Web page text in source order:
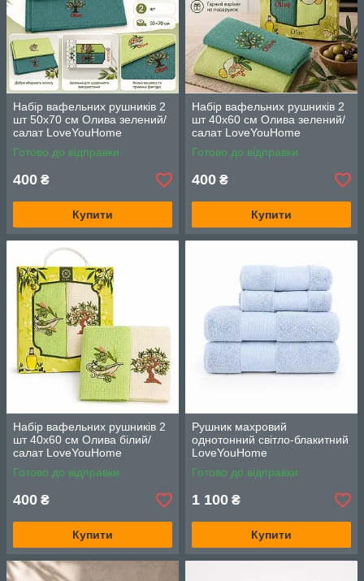
Набір вафельних рушників 2
шт 50x70 см Олива зелений/
салат LoveYouHome
Готово до відправки
400 ₴
Купити
Набір вафельних рушників 2
шт 40x60 см Олива зелений/
салат LoveYouHome
Готово до відправки
400 ₴
Купити
Набір вафельних рушників 2
шт 40x60 см Олива білий/
салат LoveYouHome
Готово до відправки
400 ₴
Купити
Рушник махровий
однотонний світло-блакитний
LoveYouHome
Готово до відправки
1 100 ₴
Купити